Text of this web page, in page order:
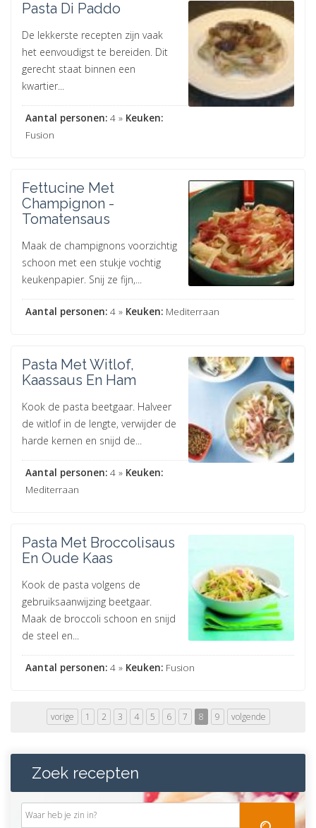
Pasta Di Paddo
De lekkerste recepten zijn vaak
het eenvoudigst te bereiden. Dit
gerecht staat binnen een
kwartier...
Aantal personen: 4 » Keuken:
Fusion
Fettucine Met
Champignon -
Tomatensaus
Maak de champignons voorzichtig
schoon met een stukje vochtig
keukenpapier. Snij ze fijn,...
Aantal personen: 4 » Keuken: Mediterraan
Pasta Met Witlof,
Kaassaus En Ham
Kook de pasta beetgaar. Halveer
de witlof in de lengte, verwijder de
harde kernen en snijd de...
Aantal personen: 4 » Keuken:
Mediterraan
Pasta Met Broccolisaus
En Oude Kaas
Kook de pasta volgens de
gebruiksaanwijzing beetgaar.
Maak de broccoli schoon en snijd
de steel en...
Aantal personen: 4 » Keuken: Fusion
vorige 1 2 3 4 5 6 7 8 9 volgende
Zoek recepten